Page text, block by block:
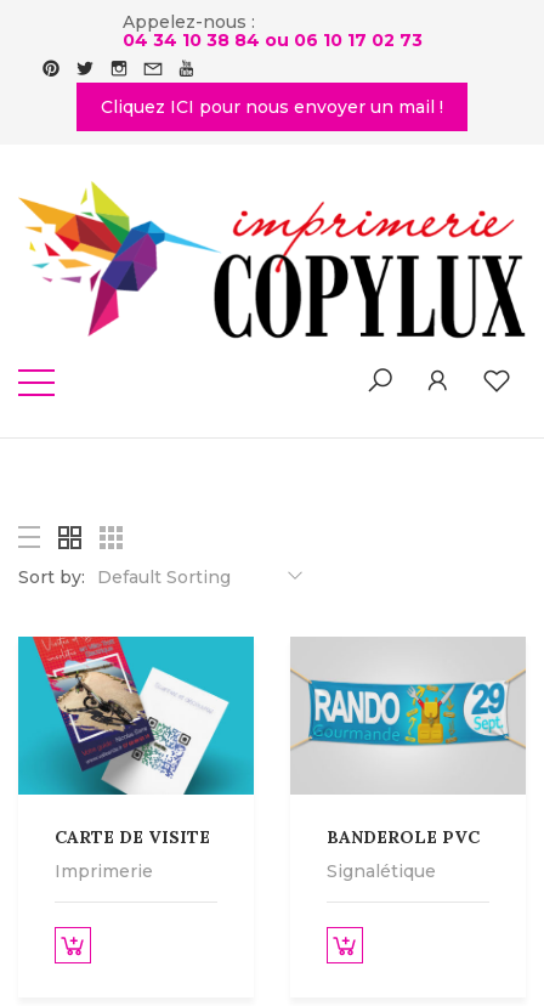
Appelez-nous :
04 34 10 38 84 ou 06 10 17 02 73
Cliquez ICI pour nous envoyer un mail !
Sort by: Default Sorting
CARTE DE VISITE
Imprimerie
le produit
BANDEROLE PVC
Signalétique
Lire la suite